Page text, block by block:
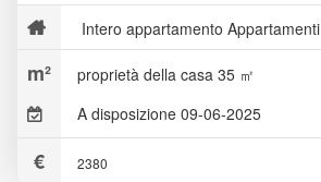
Intero appartamento Appartamenti
proprietà della casa 35 ㎡
A disposizione 09-06-2025
2380